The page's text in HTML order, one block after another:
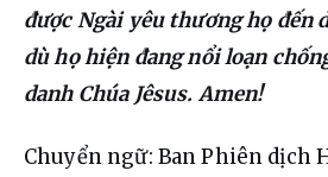
được Ngài yêu thương họ đến
dù họ hiện đang nổi loạn
danh Chúa Jêsus. Amen!
Chuyển ngữ: Ban Phiên dịch